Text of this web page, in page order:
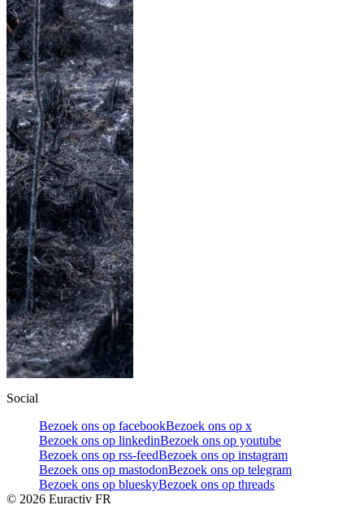
Social
Bezoek ons op facebookBezoek ons op x
Bezoek ons op linkedinBezoek ons op youtube
Bezoek ons op rss-feedBezoek ons op instagram
Bezoek ons op mastodonBezoek ons op telegram
Bezoek ons op blueskyBezoek ons op threads
© 2026 Euractiv FR